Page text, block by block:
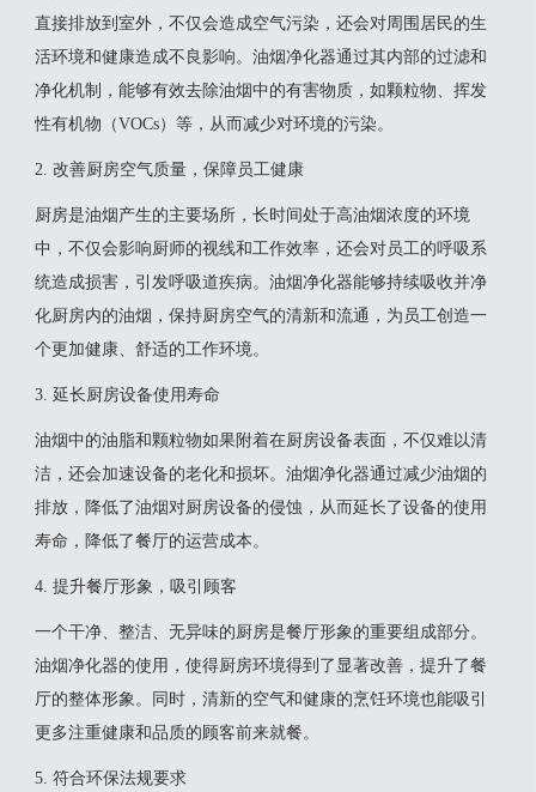
直接排放到室外，不仅会造成空气污染，还会对周围居民的生
活环境和健康造成不良影响。油烟净化器通过其内部的过滤和
净化机制，能够有效去除油烟中的有害物质，如颗粒物、挥发
性有机物（VOCs）等，从而减少对环境的污染。
2. 改善厨房空气质量，保障员工健康
厨房是油烟产生的主要场所，长时间处于高油烟浓度的环境
中，不仅会影响厨师的视线和工作效率，还会对员工的呼吸系
统造成损害，引发呼吸道疾病。油烟净化器能够持续吸收并净
化厨房内的油烟，保持厨房空气的清新和流通，为员工创造一
个更加健康、舒适的工作环境。
3. 延长厨房设备使用寿命
油烟中的油脂和颗粒物如果附着在厨房设备表面，不仅难以清
洁，还会加速设备的老化和损坏。油烟净化器通过减少油烟的
排放，降低了油烟对厨房设备的侵蚀，从而延长了设备的使用
寿命，降低了餐厅的运营成本。
4. 提升餐厅形象，吸引顾客
一个干净、整洁、无异味的厨房是餐厅形象的重要组成部分。
油烟净化器的使用，使得厨房环境得到了显著改善，提升了餐
厅的整体形象。同时，清新的空气和健康的烹饪环境也能吸引
更多注重健康和品质的顾客前来就餐。
5. 符合环保法规要求